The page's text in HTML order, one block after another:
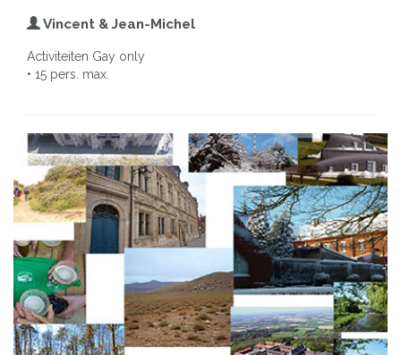
Vincent & Jean-Michel
Activiteiten Gay only
• 15 pers. max.